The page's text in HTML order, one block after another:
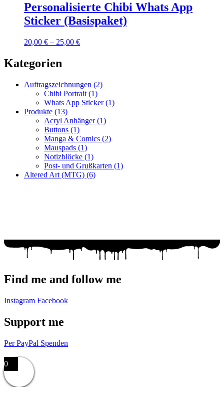
Personalisierte Chibi Whats App
Sticker (Basispaket)
20,00 € – 25,00 €
Kategorien
Auftragszeichnungen (2)
Chibi Portrait (1)
Whats App Sticker(1)
Produkte (13)
Acryl Anhänger(1)
Buttons (1)
Manga & Comics (2)
Mauspads (1)
Notizblöcke (1)
Post- und Grußkarten (1)
Altered Art (MTG) (6)
Find me and follow me
Instagram Facebook
Support me
Per PayPal Spenden
0